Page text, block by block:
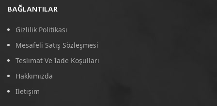
BAĞLANTILAR
Gizlilik Politikası
Mesafeli Satış Sözleşmesi
Teslimat Ve İade Koşulları
Hakkımızda
İletişim